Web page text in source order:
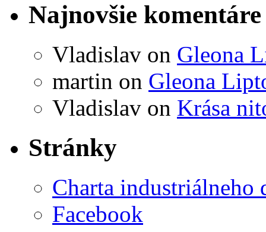
Najnovšie komentáre
Vladislav on Gleona
martin on Gleona
Vladislav on Krása
Stránky
Charta industriálneho
Facebook